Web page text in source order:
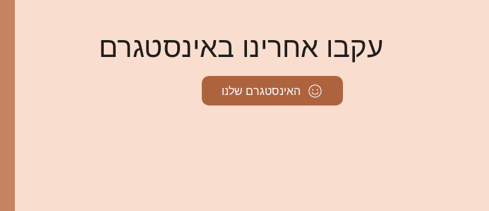
עקבו אחרינו באינסטגרם
האינסטגרם שלנו